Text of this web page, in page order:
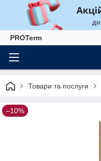
PROTerm
Товари та послуги
–10%